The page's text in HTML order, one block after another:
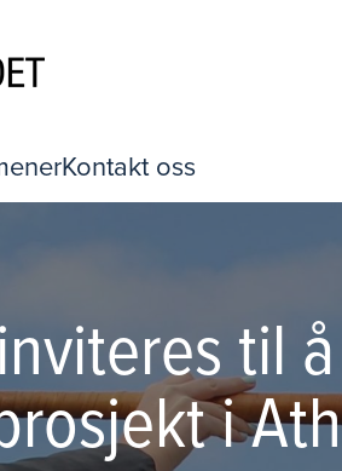
Kontakt oss
til
i